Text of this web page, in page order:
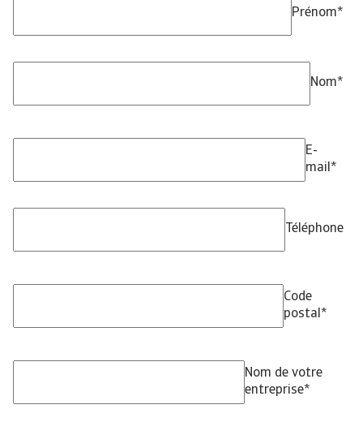
Prénom*
Nom*
E-
mail *
Téléphone
Code
postal *
Nom de votre
entreprise*